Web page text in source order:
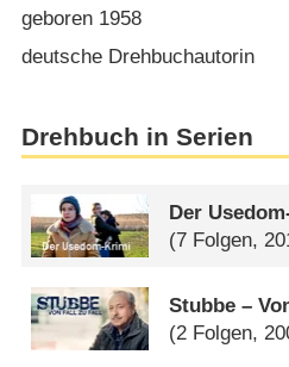
geboren 1958
deutsche Drehbuchautorin
Drehbuch in Serien
Der
(7 Folgen,
Stubbe –
(2 Folgen,